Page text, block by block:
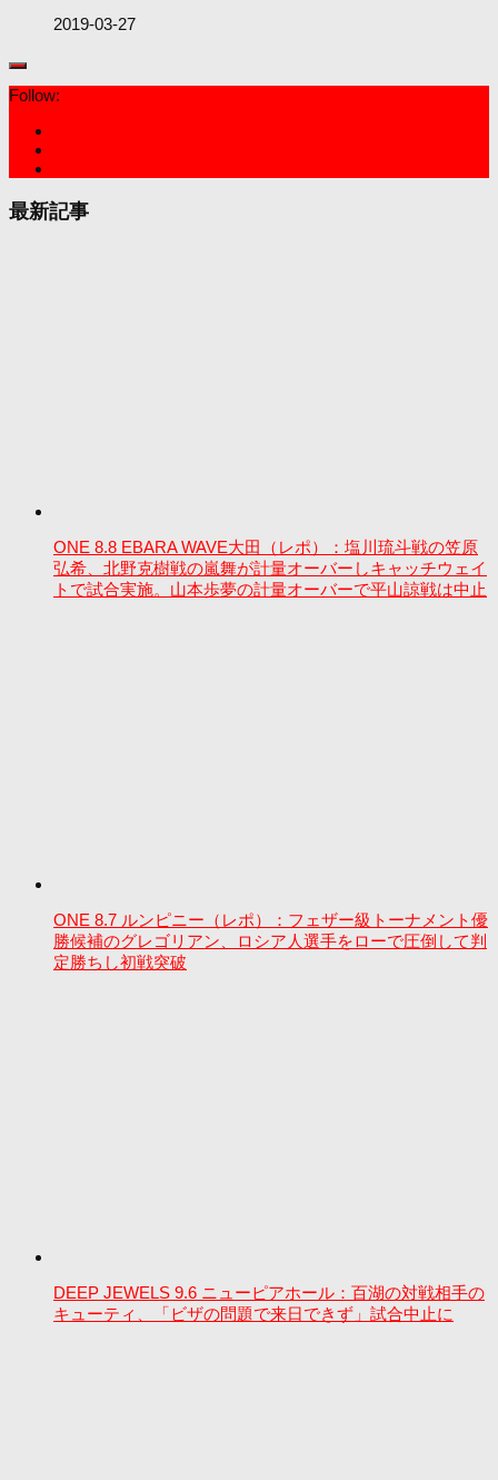
2019-03-27
Follow:
最新記事
ONE 8.8 EBARA WAVE大田（レポ）：塩川琉斗戦の笠原
弘希、北野克樹戦の嵐舞が計量オーバーしキャッチウェイ
トで試合実施。山本歩夢の計量オーバーで平山諒戦は中止
ONE 8.7 ルンピニー（レポ）：フェザー級トーナメント優
勝候補のグレゴリアン、ロシア人選手をローで圧倒して判
定勝ちし初戦突破
DEEP JEWELS 9.6 ニューピアホール：百湖の対戦相手の
キューティ、「ビザの問題で来日できず」試合中止に